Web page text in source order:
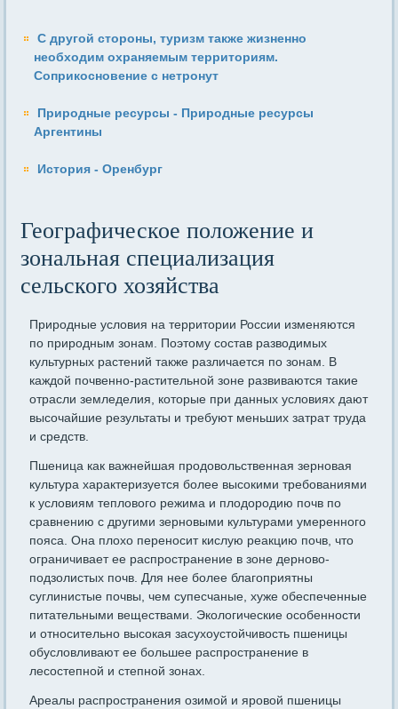
С другой стороны, туризм также жизненно
необходим охраняемым территориям.
Соприкосновение с нетронут
Природные ресурсы - Природные ресурсы
Аргентины
История - Оренбург
Географическое положение и
зональная специализация
сельского хозяйства
Природные условия на территории России изменяются
по природным зонам. Поэтому состав разводимых
культурных растений также различается по зонам. В
каждой почвенно-растительной зоне развиваются такие
отрасли земледелия, которые при данных условиях дают
высочайшие результаты и требуют меньших затрат труда
и средств.
Пшеница как важнейшая продовольственная зерновая
культура характеризуется более высокими требованиями
к условиям теплового режима и плодородию почв по
сравнению с другими зерновыми культурами умеренного
пояса. Она плохо переносит кислую реакцию почв, что
ограничивает ее распространение в зоне дерново-
подзолистых почв. Для нее более благоприятны
суглинистые почвы, чем супесчаные, хуже обеспеченные
питательными веществами. Экологические особенности
и относительно высокая засухоустойчивость пшеницы
обусловливают ее большее распространение в
лесостепной и степной зонах.
Ареалы распространения озимой и яровой пшеницы